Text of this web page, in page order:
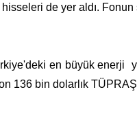
de yer aldı.
en büyük enerji
136 bin dolarlık